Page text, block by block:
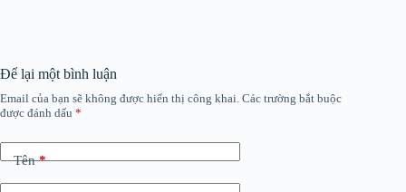
Để lại một bình luận
Email của bạn sẽ không được hiển thị công khai. Các trường bắt buộc
được đánh dấu *
Tên*